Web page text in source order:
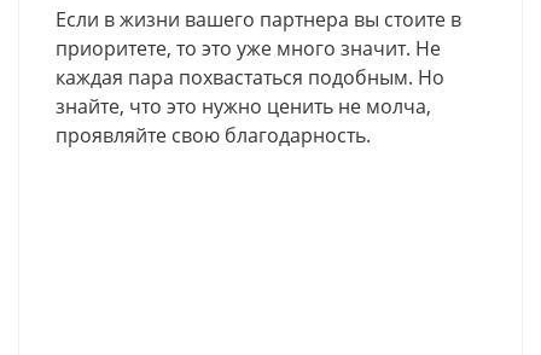
Если в жизни вашего партнера вы стоите в
приоритете, то это уже много значит. Не
каждая пара похвастаться подобным. Но
знайте, что это нужно ценить не молча,
проявляйте свою благодарность.